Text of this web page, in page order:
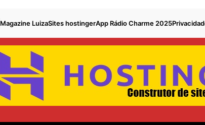
Magazine LuizaSites hostingerApp Rádio Charme 2025